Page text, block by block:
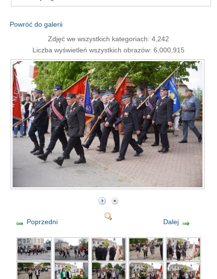
Powróć do galerii
Zdjęć we wszystkich kategoriach: 4,242
Liczba wyświetleń wszystkich obrazów: 6,000,915
Poprzedni Dalej